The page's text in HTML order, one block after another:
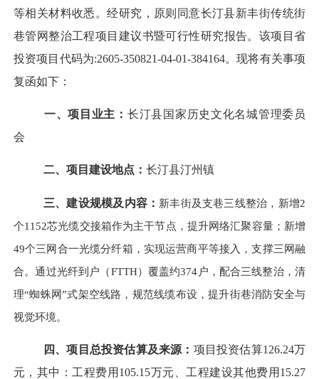
等相关材料收悉。经研究， 原则同意长汀县新丰街传统街
巷管网整治工程项目 建议书暨可行性研究报告。 该项目省
投资项目代码为:2605-350821-04-01-384164。现将有关事项
复函如下：
一、项目业主： 长汀县国家历史文化名城管理委员
会
二、 项目建设地点： 长汀县汀州镇
三、建设规模及内容： 新丰街及支巷三线整治，新增2
个1152芯光缆交接箱作为主干节点，提升网络汇聚容量；新增
49个三网合一光缆分纤箱，实现运营商平等接入，支撑三网融
合。通过光纤到户（FTTH）覆盖约374户，配合三线整治，清
理“蜘蛛网”式架空线路，规范线缆布设，提升街巷消防安全与
视觉环境。
四、项目总投资估算及来源： 项目投资估算126.24万
元 ，其中：工程费用 105.15万元、工程建设其他费用 15.27